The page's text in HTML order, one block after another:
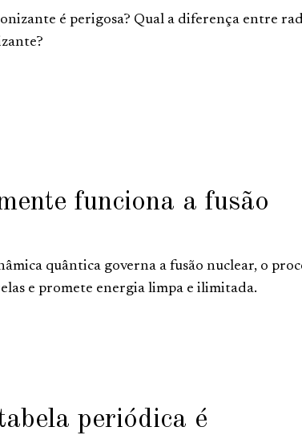
é perigosa? Qual a diferença entre
funciona a fusão
quântica governa a fusão nuclear, o
e promete energia limpa e ilimitada.
periódica é